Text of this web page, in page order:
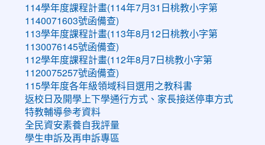
114學年度課程計畫(114年7月31日桃教小字第
1140071603號函備查)
113學年度課程計畫(113年8月12日桃教小字第
1130076145號函備查)
112學年度課程計畫(112年8月7日桃教小字第
1120075257號函備查)
115學年度各年級領域科目選用之教科書
返校日及開學上下學通行方式、家長接送停車方式
特教輔導參考資料
全民資安素養自我評量
學生申訴及再申訴專區